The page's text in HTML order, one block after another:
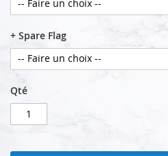
+ Spare Flag
Qté